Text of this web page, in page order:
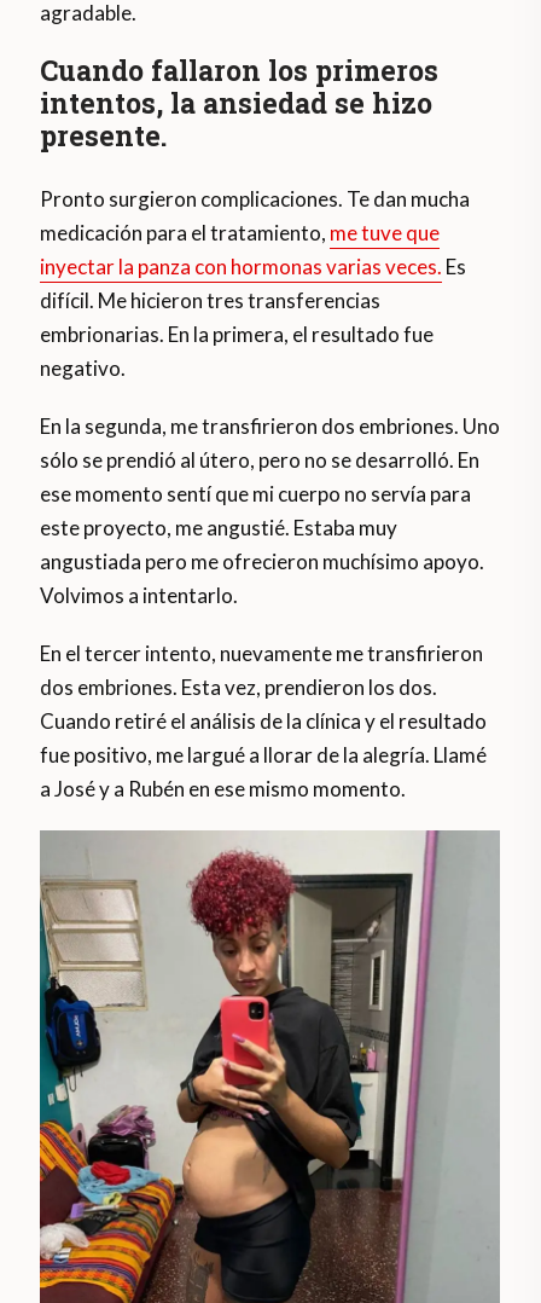
agradable.
Cuando fallaron los primeros
intentos, la ansiedad se hizo
presente.
Pronto surgieron complicaciones. Te dan mucha
medicación para el tratamiento, me tuve que
inyectar la panza con hormonas varias veces. Es
difícil. Me hicieron tres transferencias
embrionarias. En la primera, el resultado fue
negativo.
En la segunda, me transfirieron dos embriones. Uno
sólo se prendió al útero, pero no se desarrolló. En
ese momento sentí que mi cuerpo no servía para
este proyecto, me angustié. Estaba muy
angustiada pero me ofrecieron muchísimo apoyo.
Volvimos a intentarlo.
En el tercer intento, nuevamente me transfirieron
dos embriones. Esta vez, prendieron los dos.
Cuando retiré el análisis de la clínica y el resultado
fue positivo, me largué a llorar de la alegría. Llamé
a José y a Rubén en ese mismo momento.